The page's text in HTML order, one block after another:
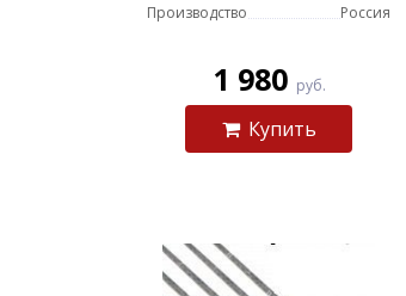
Производство
Россия
1 980 руб.
Купить